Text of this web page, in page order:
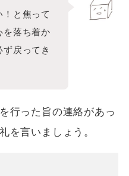
と焦って
を落ち着か
戻ってき
行った旨の連絡があっ
を言いましょう。